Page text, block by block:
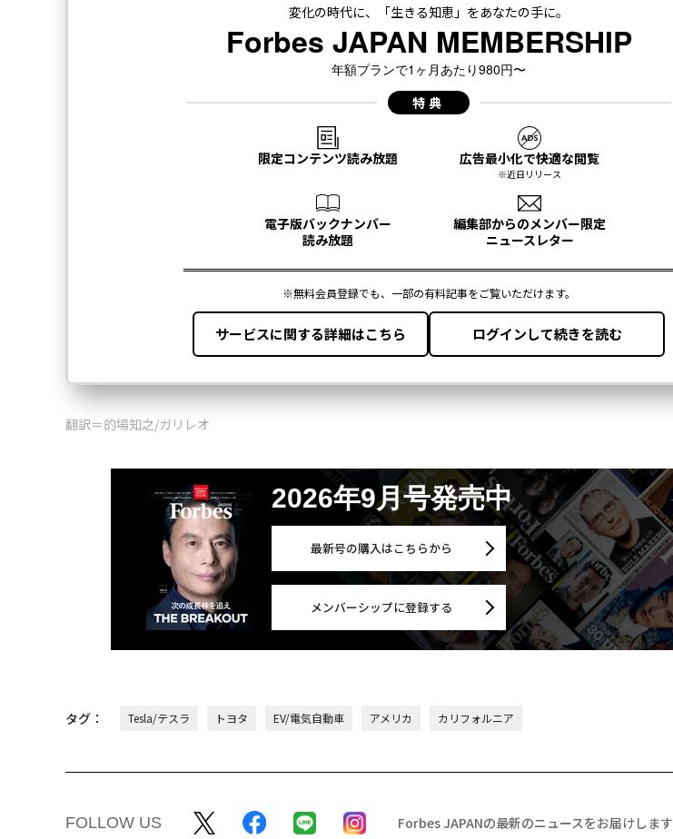
翻訳＝的場知之/ガリレオ
2026年9月号発売中
最新号の購入はこちらから
メンバーシップに登録する
タグ： Tesla/テスラ トヨタ EV/電気自動車 アメリカ カリフォルニア
FOLLOW US Forbes JAPANの最新のニュースをお届けします